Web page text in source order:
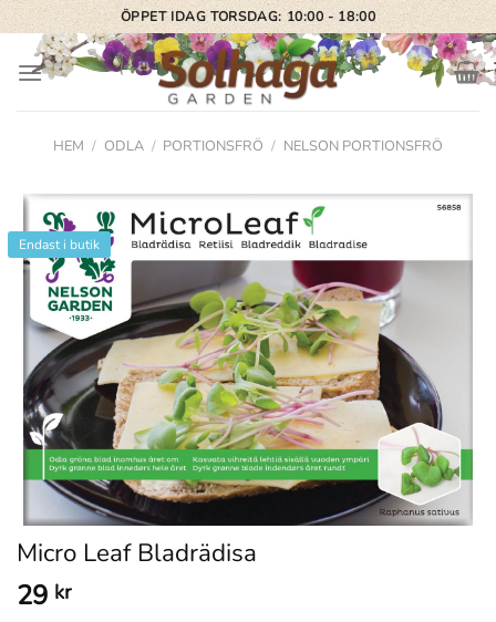
Skip
to
content
ÖPPET IDAG TORSDAG: 10:00 - 18:00
HEM / ODLA / PORTIONSFRÖ / NELSON PORTIONSFRÖ
Endast i butik
Micro Leaf Bladrädisa
29 kr